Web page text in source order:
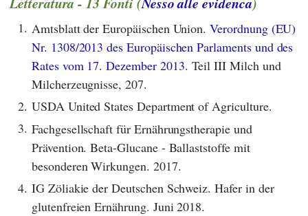
1. Amtsblatt der Europäischen Union.Verordnung (EU)
Nr. 1308/2013 des Europäischen Parlaments und des
Rates vom 17. Dezember 2013. Teil III Milch und
Milcherzeugnisse, 207.
2. USDA United States Department of Agriculture.
3. Fachgesellschaft für Ernährungstherapie und
Prävention. Beta-Glucane - Ballaststoffe mit
besonderen Wirkungen. 2017.
4. IG Zöliakie der Deutschen Schweiz. Hafer in der
glutenfreien Ernährung. Juni 2018.